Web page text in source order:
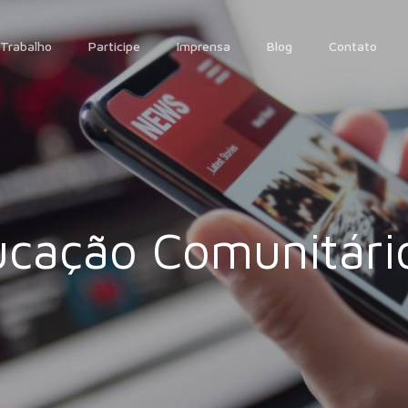
Participe Imprensa Blog Contato